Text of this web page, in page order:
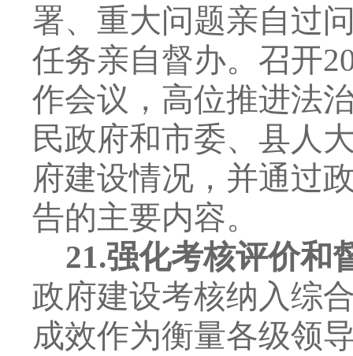
署、重大问题亲自过
任务亲自督办。召开
作会议，高位推进法
民政府和市委、县人
府建设情况，并通过
告的主要内容。
21.强化考核评价和
政府建设考核纳入综
成效作为衡量各级领